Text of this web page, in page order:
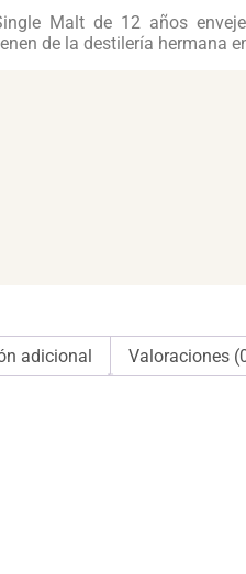
Malt de 12 años
de la destilería hermana
adicional Valoraciones